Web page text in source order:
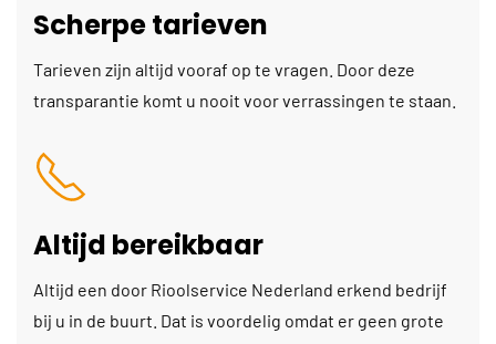
Scherpe tarieven
Tarieven zijn altijd vooraf op te vragen. Door deze
transparantie komt u nooit voor verrassingen te staan.
Altijd bereikbaar
Altijd een door Rioolservice Nederland erkend bedrijf
bij u in de buurt. Dat is voordelig omdat er geen grote